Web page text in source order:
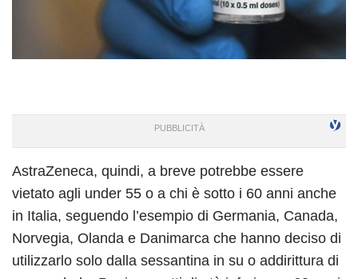
AstraZeneca, quindi, a breve potrebbe essere
vietato agli under 55 o a chi è sotto i 60 anni anche
in Italia, seguendo l’esempio di Germania, Canada,
Norvegia, Olanda e Danimarca che hanno deciso di
utilizzarlo solo dalla sessantina in su o addirittura di